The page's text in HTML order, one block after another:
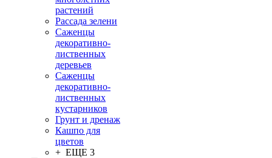
растений
Рассада зелени
Саженцы
декоративно-
лиственных
деревьев
Саженцы
декоративно-
лиственных
кустарников
Грунт и дренаж
Кашпо для
цветов
+ ЕЩЕ 3